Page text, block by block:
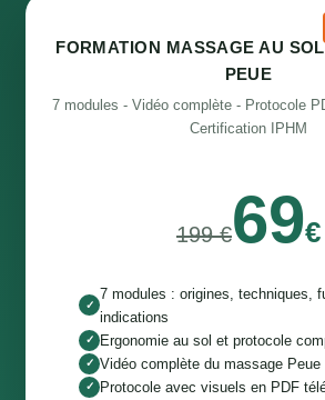
FORMATION MASSAGE AU
PEUE
7 modules - Vidéo complète - Protocole
Certification IPHM
199 €69€
✓
7 modules : origines, techniques,
indications
✓ Ergonomie au sol et protocole
✓ Vidéo complète du massage Peue
✓ Protocole avec visuels en PDF